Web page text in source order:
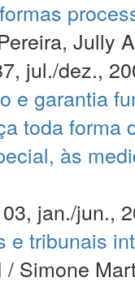
Jully
jul./dez.,
e garantia
toda forma
às
jan./jun.,
e tribunais
/ Simone